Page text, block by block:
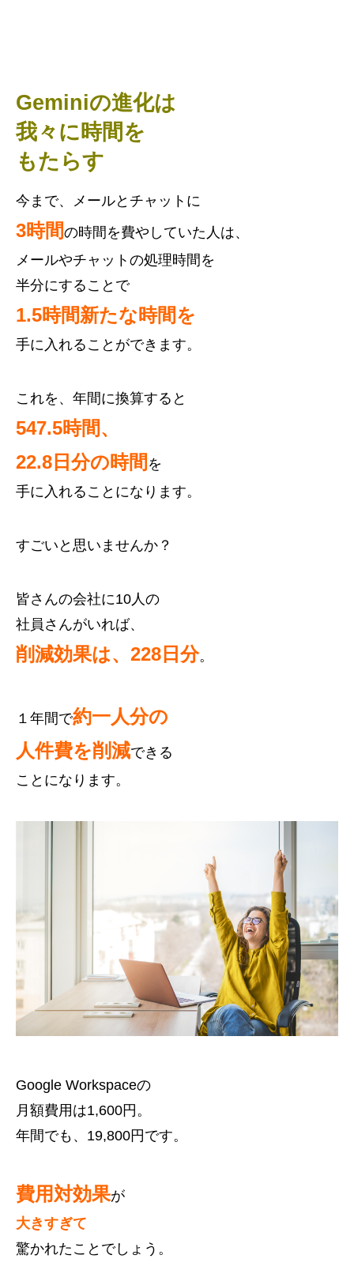
Geminiの進化は
我々に時間を
もたらす
今まで、メールとチャットに
3時間の時間を費やしていた人は、
メールやチャットの処理時間を
半分にすることで
1.5時間新たな時間を
手に入れることができます。
これを、年間に換算すると
547.5時間、
22.8日分の時間 を
手に入れる ことになります。
すごいと思いませんか？
皆さんの会社に10人の
社員さんがいれば、
削減効果は、228日分。
１年間で約一人分の
人件費を削減できる
ことになります。
Google Workspaceの
月額費用は1,600円。
年間でも、19,800円です。
費用対効果が
大きすぎて
驚かれたことでしょう。